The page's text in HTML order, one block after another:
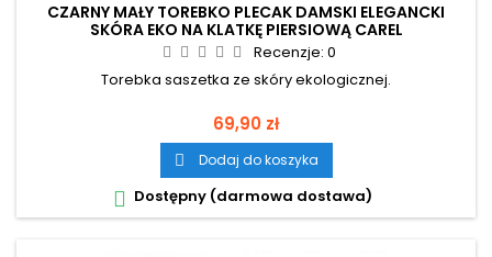
CZARNY MAŁY TOREBKO PLECAK DAMSKI ELEGANCKI
SKÓRA EKO NA KLATKĘ PIERSIOWĄ CAREL
Recenzje: 0
Torebka saszetka ze skóry ekologicznej.
Cena
69,90 zł
 Dodaj do koszyka
 Dostępny (darmowa dostawa)